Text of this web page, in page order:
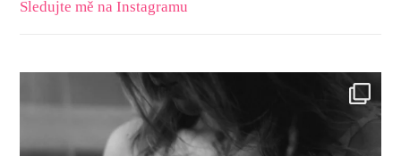
Sledujte mě na Instagramu